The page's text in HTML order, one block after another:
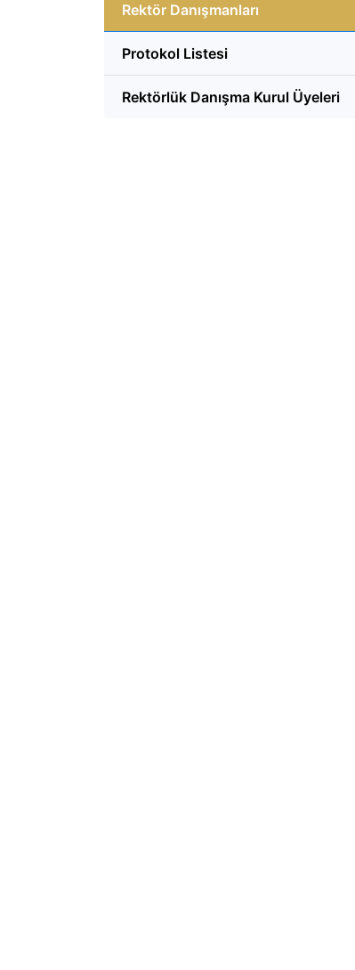
Rektör Danışmanları
Protokol Listesi
Rektörlük Danışma Kurul Üyeleri